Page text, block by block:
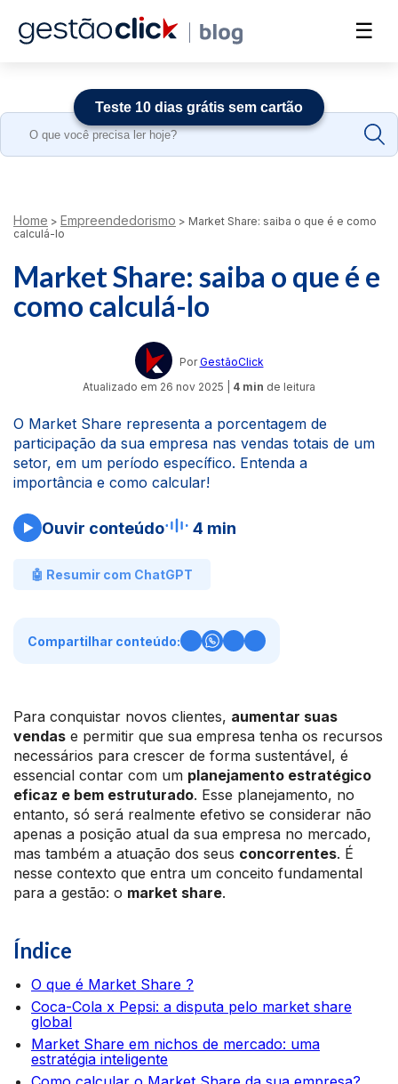
☰
Search
Home > Empreendedorismo > Market Share: saiba o que é e como
calculá-lo
Market Share: saiba o que é e
como calculá-lo
Por GestãoClick
Atualizado em 26 nov 2025 4 min de leitura
O Market Share representa a porcentagem de
participação da sua empresa nas vendas totais de um
setor, em um período específico. Entenda a
importância e como calcular!
Ouvir conteúdo 4 min
🤖 Resumir com ChatGPT
Compartilhar conteúdo:
Para conquistar novos clientes, aumentar suas
vendas e permitir que sua empresa tenha os recursos
necessários para crescer de forma sustentável, é
essencial contar com um planejamento estratégico
eficaz e bem estruturado. Esse planejamento, no
entanto, só será realmente efetivo se considerar não
apenas a posição atual da sua empresa no mercado,
mas também a atuação dos seus concorrentes. É
nesse contexto que entra um conceito fundamental
para a gestão: o market share.
Índice
O que é Market Share ?
Coca-Cola x Pepsi: a disputa pelo market share
global
Market Share em nichos de mercado: uma
estratégia inteligente
Teste 10 dias grátis sem cartão